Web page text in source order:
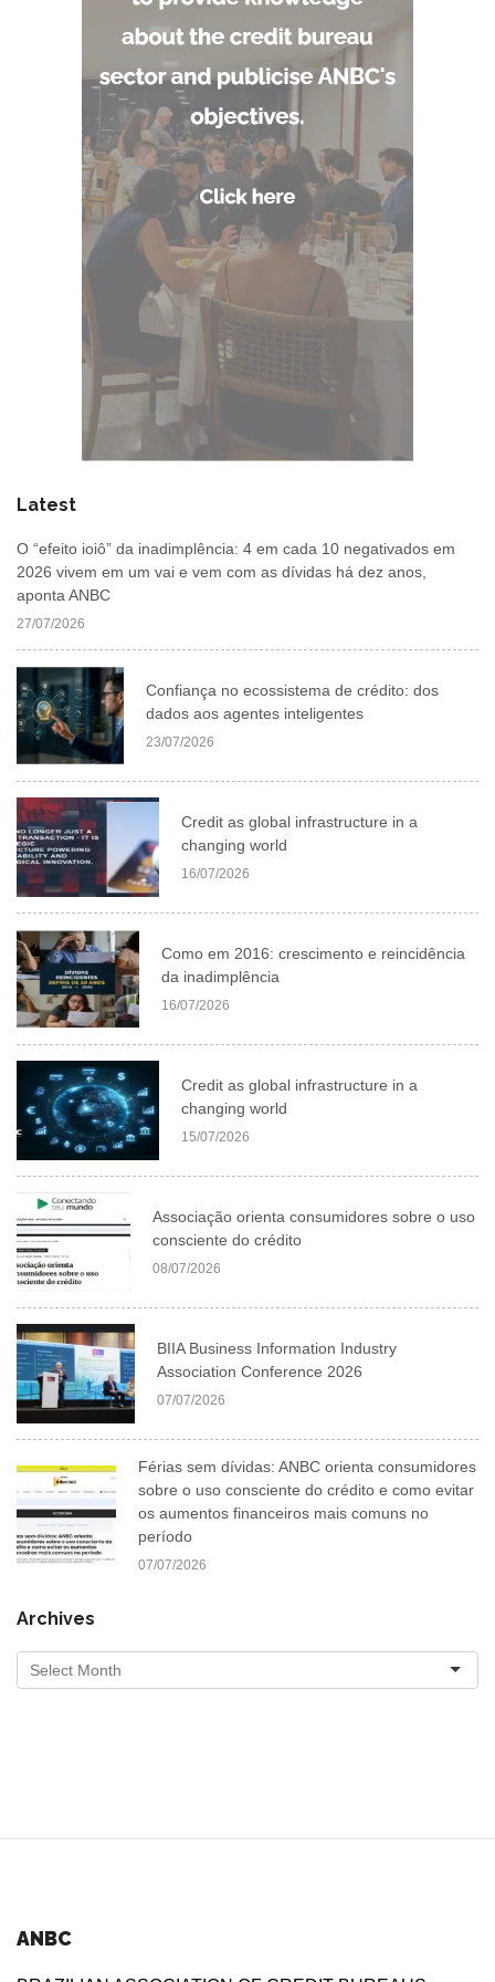
Latest
O “efeito ioiô” da inadimplência: 4 em cada 10 negativados em
2026 vivem em um vai e vem com as dívidas há dez anos,
aponta ANBC
27/07/2026
Confiança no ecossistema de crédito: dos
dados aos agentes inteligentes
23/07/2026
Credit as global infrastructure in a
changing world
16/07/2026
Como em 2016: crescimento e reincidência
da inadimplência
16/07/2026
Credit as global infrastructure in a
changing world
15/07/2026
Associação orienta consumidores sobre o uso
consciente do crédito
08/07/2026
BIIA Business Information Industry
Association Conference 2026
07/07/2026
Férias sem dívidas: ANBC orienta consumidores
sobre o uso consciente do crédito e como evitar
os aumentos financeiros mais comuns no
período
07/07/2026
Archives
ANBC